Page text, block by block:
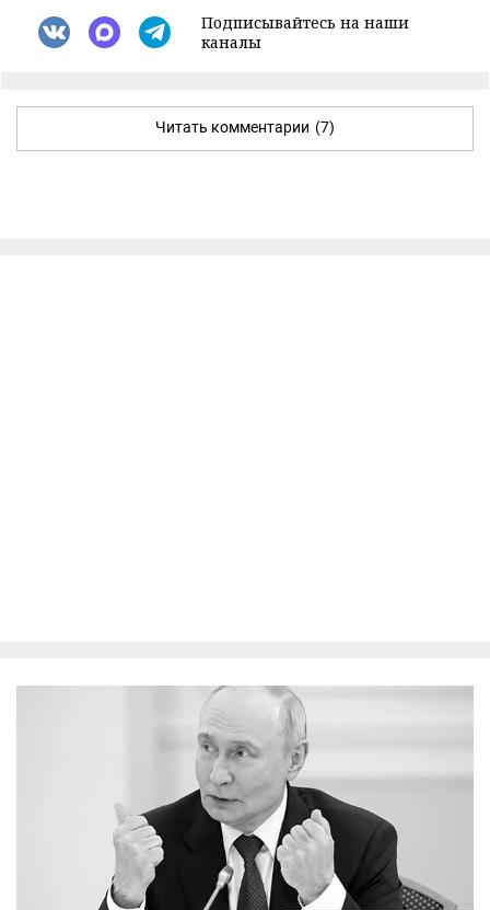
Подписывайтесь на наши
каналы
Читать комментарии (7)